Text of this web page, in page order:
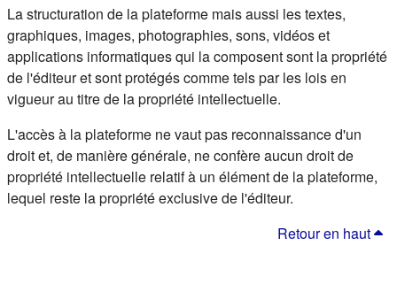
La structuration de la plateforme mais aussi les textes,
graphiques, images, photographies, sons, vidéos et
applications informatiques qui la composent sont la propriété
de l'éditeur et sont protégés comme tels par les lois en
vigueur au titre de la propriété intellectuelle.
L'accès à la plateforme ne vaut pas reconnaissance d'un
droit et, de manière générale, ne confère aucun droit de
propriété intellectuelle relatif à un élément de la plateforme,
lequel reste la propriété exclusive de l'éditeur.
Retour en haut